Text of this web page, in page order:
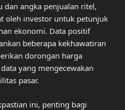
dan angka penjualan ritel,
oleh investor untuk petunjuk
ekonomi. Data positif
beberapa kekhawatiran
dorongan harga
yang mengecewakan
pasar.
ini, penting bagi